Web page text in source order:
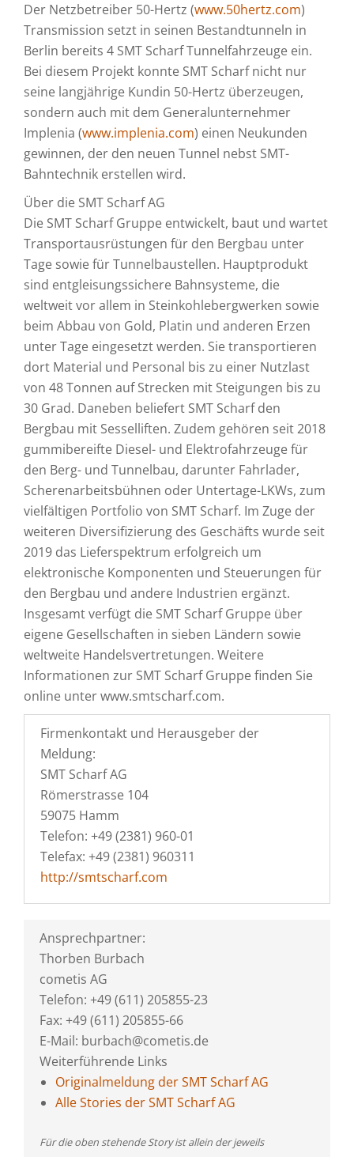
Der Netzbetreiber 50-Hertz (www.50hertz.com)
Transmission setzt in seinen Bestandtunneln in
Berlin bereits 4 SMT Scharf Tunnelfahrzeuge ein.
Bei diesem Projekt konnte SMT Scharf nicht nur
seine langjährige Kundin 50-Hertz überzeugen,
sondern auch mit dem Generalunternehmer
Implenia (www.implenia.com) einen Neukunden
gewinnen, der den neuen Tunnel nebst SMT-
Bahntechnik erstellen wird.
Über die SMT Scharf AG
Die SMT Scharf Gruppe entwickelt, baut und wartet
Transportausrüstungen für den Bergbau unter
Tage sowie für Tunnelbaustellen. Hauptprodukt
sind entgleisungssichere Bahnsysteme, die
weltweit vor allem in Steinkohlebergwerken sowie
beim Abbau von Gold, Platin und anderen Erzen
unter Tage eingesetzt werden. Sie transportieren
dort Material und Personal bis zu einer Nutzlast
von 48 Tonnen auf Strecken mit Steigungen bis zu
30 Grad. Daneben beliefert SMT Scharf den
Bergbau mit Sesselliften. Zudem gehören seit 2018
gummibereifte Diesel- und Elektrofahrzeuge für
den Berg- und Tunnelbau, darunter Fahrlader,
Scherenarbeitsbühnen oder Untertage-LKWs, zum
vielfältigen Portfolio von SMT Scharf. Im Zuge der
weiteren Diversifizierung des Geschäfts wurde seit
2019 das Lieferspektrum erfolgreich um
elektronische Komponenten und Steuerungen für
den Bergbau und andere Industrien ergänzt.
Insgesamt verfügt die SMT Scharf Gruppe über
eigene Gesellschaften in sieben Ländern sowie
weltweite Handelsvertretungen. Weitere
Informationen zur SMT Scharf Gruppe finden Sie
online unter www.smtscharf.com.
Firmenkontakt und Herausgeber der
Meldung:
SMT Scharf AG
Römerstrasse 104
59075 Hamm
Telefon: +49 (2381) 960-01
Telefax: +49 (2381) 960311
http://smtscharf.com
Ansprechpartner:
Thorben Burbach
cometis AG
Telefon: +49 (611) 205855-23
Fax: +49 (611) 205855-66
E-Mail: burbach@cometis.de
Weiterführende Links
Originalmeldung der SMT Scharf AG
Alle Stories der SMT Scharf AG
Für die oben stehende Story ist allein der jeweils